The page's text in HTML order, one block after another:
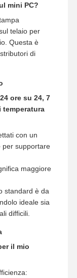
mini PC?
telaio per
Questa è
di
ore su 24, 7
con un
per supportare
maggiore
standard è da
ideale sia
difficili.
il mio